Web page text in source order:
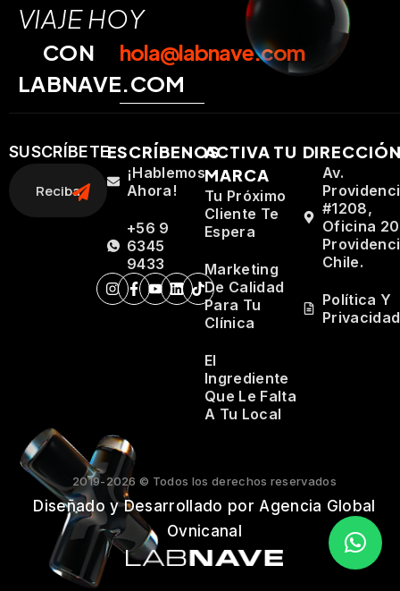
VIAJE HOY
CON
LABNAVE.COM
hola@labnave.com
SUSCRÍBETEESCRÍBENOS
¡Hablemos
Ahora!
+56 9
6345
9433
ACTIVA TU
MARCA
Tu Próximo
Cliente Te
Espera
Marketing
De Calidad
Para Tu
Clínica
El
Ingrediente
Que Le Falta
A Tu Local
Av.
#1208,
Oficina
Chile.
Política Y
Privacidad
2019-2026 © Todos los derechos reservados
Diseñado y Desarrollado por Agencia Global
Ovnicanal